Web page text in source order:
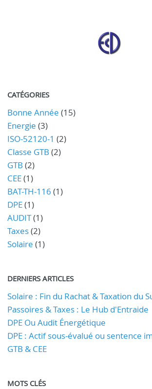
CATÉGORIES
Bonne Année (15)
Energie (3)
ISO-52120-1 (2)
Classe GTB (2)
GTB (2)
CEE(1)
BAT-TH-116 (1)
DPE(1)
AUDIT(1)
Taxes(2)
Solaire (1)
DERNIERS ARTICLES
Solaire : Fin du Rachat & Taxation du
Passoires & Taxes : Le Hub d'Entraide
DPE Ou Audit Énergétique
DPE : Actif sous-évalué ou sentence
GTB & CEE
MOTS CLÉS